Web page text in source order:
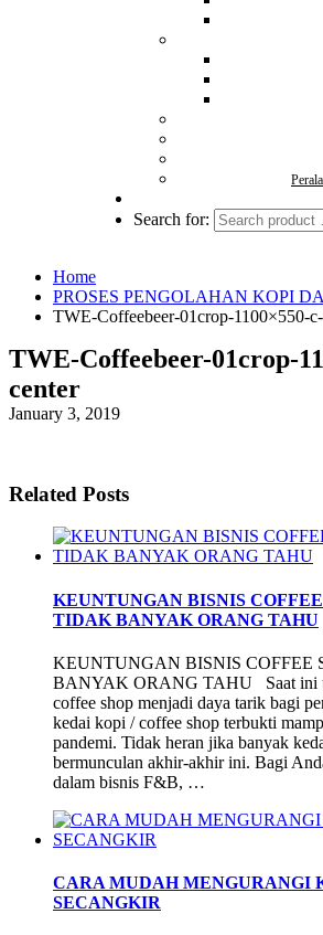
Search for:
Home
PROSES PENGOLAHAN KOPI
TWE-Coffeebeer-01crop-1100×550-
TWE-Coffeebeer-01crop-
center
January 3, 2019
Related Posts
KEUNTUNGAN BISNIS
TIDAK BANYAK ORANG TAHU
KEUNTUNGAN BISNIS COFFEE
BANYAK ORANG TAHU Saat ini
coffee shop menjadi daya tarik bagi
kedai kopi / coffee shop terbukti
pandemi. Tidak heran jika banyak
bermunculan akhir-akhir ini. Bagi
dalam bisnis F&B, …
CARA MUDAH MENGURANGI
SECANGKIR